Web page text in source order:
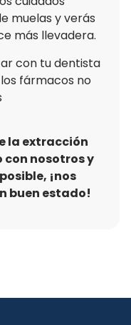
muelas y verás
más llevadera.
con tu dentista
fármacos no
la extracción
nosotros y
¡nos
buen estado!